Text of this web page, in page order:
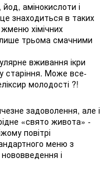
амінокислоти і
знаходиться в таких
хімічних
трьома смачними
вживання ікри
старіння. Може все-
молодості ?!
задоволення, але і
«свято живота» -
повітрі
меню з
і